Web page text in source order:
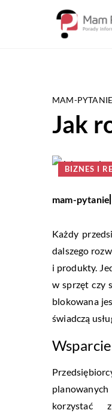
MAM-PYTANIE
Jak
BIZNES I
mam-pytanie
Każdy
dalszego
i produkty.
w sprzęt czy
blokowana
świadczą
korzystać